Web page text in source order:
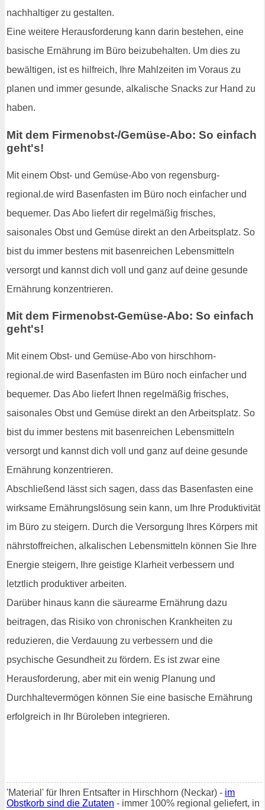
nachhaltiger zu gestalten.
Eine weitere Herausforderung kann darin bestehen, eine
basische Ernährung im Büro beizubehalten. Um dies zu
bewältigen, ist es hilfreich, Ihre Mahlzeiten im Voraus zu
planen und immer gesunde, alkalische Snacks zur Hand zu
haben.
Mit dem Firmenobst-/Gemüse-Abo: So einfach
geht's!
Mit einem Obst- und Gemüse-Abo von regensburg-
regional.de wird Basenfasten im Büro noch einfacher und
bequemer. Das Abo liefert dir regelmäßig frisches,
saisonales Obst und Gemüse direkt an den Arbeitsplatz. So
bist du immer bestens mit basenreichen Lebensmitteln
versorgt und kannst dich voll und ganz auf deine gesunde
Ernährung konzentrieren.
Mit dem Firmenobst-Gemüse-Abo: So einfach
geht's!
Mit einem Obst- und Gemüse-Abo von hirschhorn-
regional.de wird Basenfasten im Büro noch einfacher und
bequemer. Das Abo liefert Ihnen regelmäßig frisches,
saisonales Obst und Gemüse direkt an den Arbeitsplatz. So
bist du immer bestens mit basenreichen Lebensmitteln
versorgt und kannst dich voll und ganz auf deine gesunde
Ernährung konzentrieren.
Abschließend lässt sich sagen, dass das Basenfasten eine
wirksame Ernährungslösung sein kann, um Ihre Produktivität
im Büro zu steigern. Durch die Versorgung Ihres Körpers mit
nährstoffreichen, alkalischen Lebensmitteln können Sie Ihre
Energie steigern, Ihre geistige Klarheit verbessern und
letztlich produktiver arbeiten.
Darüber hinaus kann die säurearme Ernährung dazu
beitragen, das Risiko von chronischen Krankheiten zu
reduzieren, die Verdauung zu verbessern und die
psychische Gesundheit zu fördern. Es ist zwar eine
Herausforderung, aber mit ein wenig Planung und
Durchhaltevermögen können Sie eine basische Ernährung
erfolgreich in Ihr Büroleben integrieren.
'Material' für Ihren Entsafter in Hirschhorn (Neckar) - im
Obstkorb sind die Zutaten - immer 100% regional geliefert, in